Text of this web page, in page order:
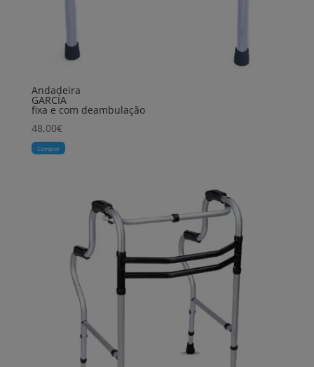
Andadeira
GARCÍA
fixa e com deambulação
48,00€
Comprar